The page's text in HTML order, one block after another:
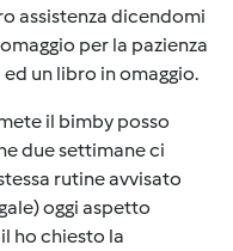
assistenza dicendomi
per la pazienza
un libro in omaggio.
il bimby posso
due settimane ci
rutine avvisato
oggi aspetto
ho chiesto la